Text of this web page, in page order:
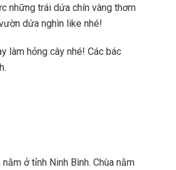
những trái dứa chín vàng thơm
dứa nghìn like nhé!
làm hỏng cây nhé! Các bác
ở tỉnh Ninh Bình. Chùa nằm